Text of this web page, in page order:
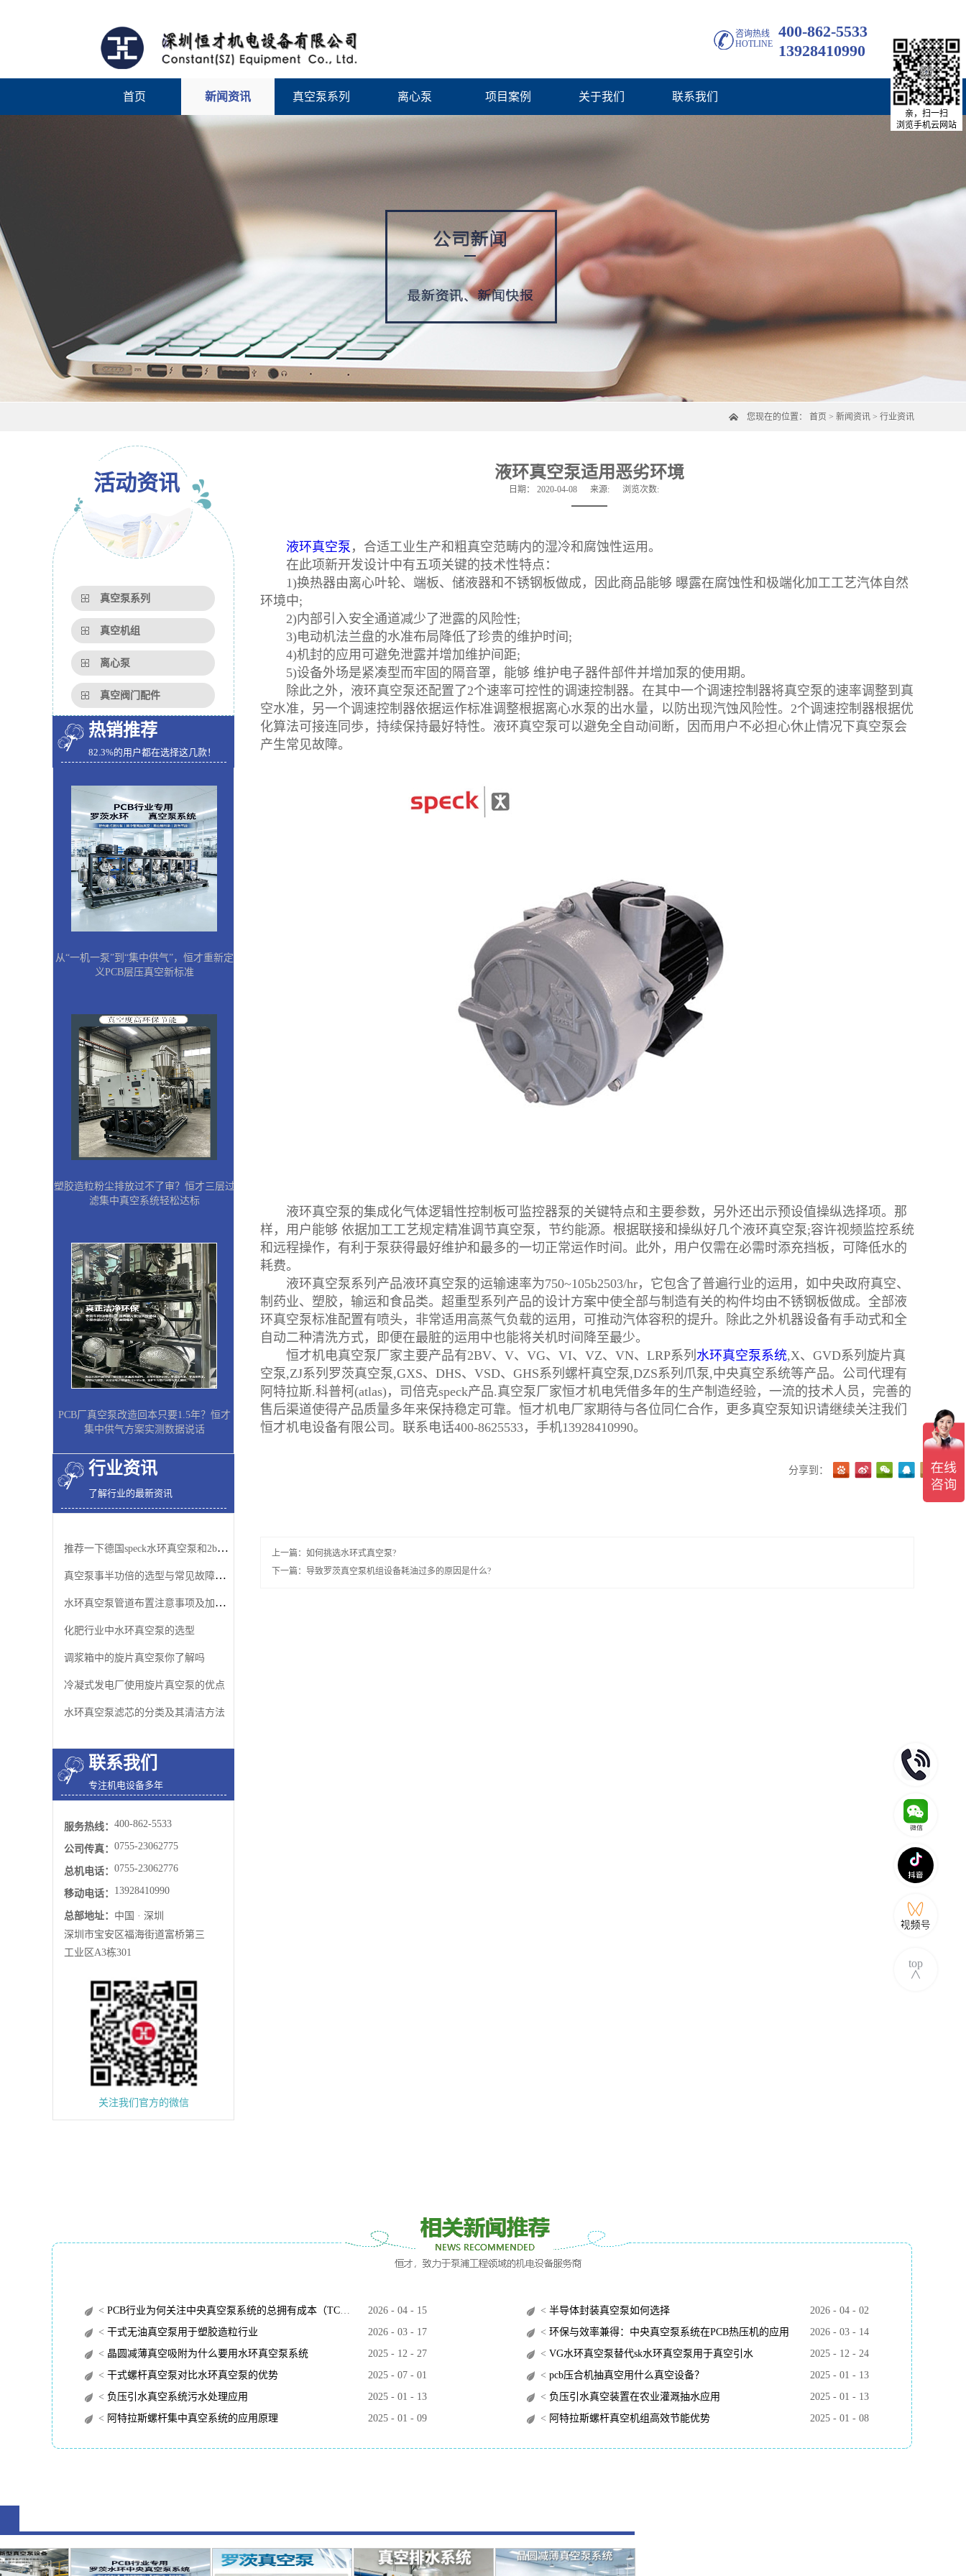
咨询热线
HOTLINE
400-862-5533
13928410990
首页 新闻资讯 真空泵系列 离心泵 项目案例 关于我们 联系我们
您现在的位置： 首页 > 新闻资讯 > 行业资讯
活动资讯
真空泵系列
真空机组
离心泵
真空阀门配件
热销推荐
82.3%的用户都在选择这几款！
从“一机一泵”到“集中供气”，恒才重新定
义PCB层压真空新标准
塑胶造粒粉尘排放过不了审？恒才三层过
滤集中真空系统轻松达标
PCB厂真空泵改造回本只要1.5年？恒才
集中供气方案实测数据说话
行业资讯
了解行业的最新资讯
推荐一下德国speck水环真空泵和2bv水环真空泵
真空泵事半功倍的选型与常见故障排除方法
水环真空泵管道布置注意事项及加适量水的原因
化肥行业中水环真空泵的选型
调浆箱中的旋片真空泵你了解吗
冷凝式发电厂使用旋片真空泵的优点
水环真空泵​滤芯的分类及其清洁方法
联系我们
专注机电设备多年
服务热线： 400-862-5533
公司传真： 0755-23062775
总机电话： 0755-23062776
移动电话： 13928410990
总部地址： 中国 · 深圳
深圳市宝安区福海街道富桥第三
工业区A3栋301
关注我们官方的微信
液环真空泵适用恶劣环境
日期： 2020-04-08 来源: 浏览次数:
液环真空泵 ，合适工业生产和粗真空范畴内的湿冷和腐蚀性运用。
在此项新开发设计中有五项关键的技术性特点：
1)换热器由离心叶轮、端板、储液器和不锈钢板做成，因此商品能够 曝露在腐蚀性和极端化加工工艺汽体自然
环境中;
2)内部引入安全通道减少了泄露的风险性;
3)电动机法兰盘的水准布局降低了珍贵的维护时间;
4)机封的应用可避免泄露并增加维护间距;
5)设备外场是紧凑型而牢固的隔音罩，能够 维护电子器件部件并增加泵的使用期。
除此之外，液环真空泵还配置了2个速率可控性的调速控制器。在其中一个调速控制器将真空泵的速率调整到真
空水准，另一个调速控制器依据运作标准调整根据离心水泵的出水量，以防出现汽蚀风险性。2个调速控制器根据优
化算法可接连同歩，持续保持最好特性。液环真空泵可以避免全自动间断，因而用户不必担心休止情况下真空泵会
产生常见故障。
液环真空泵的集成化气体逻辑性控制板可监控器泵的关键特点和主要参数，另外还出示预设值操纵选择项。那
样，用户能够 依据加工工艺规定精准调节真空泵，节约能源。根据联接和操纵好几个液环真空泵;容许视频监控系统
和远程操作，有利于泵获得最好维护和最多的一切正常运作时间。此外，用户仅需在必需时添充挡板，可降低水的
耗费。
液环真空泵系列产品液环真空泵的运输速率为750~105b2503/hr，它包含了普遍行业的运用，如中央政府真空、
制药业、塑胶，输运和食品类。超重型系列产品的设计方案中使全部与制造有关的构件均由不锈钢板做成。全部液
环真空泵标准配置有喷头，非常适用高蒸气负载的运用，可推动汽体容积的提升。除此之外机器设备有手动式和全
自动二种清洗方式，即便在最脏的运用中也能将关机时间降至最少。
恒才机电真空泵厂家主要产品有2BV、V、VG、VI、VZ、VN、LRP系列 水环真空泵系统,X、GVD系列旋片真
空泵,ZJ系列罗茨真空泵,GXS、DHS、VSD、GHS系列螺杆真空泵,DZS系列爪泵,中央真空系统等产品。公司代理有
阿特拉斯.科普柯(atlas)，司倍克speck产品.真空泵厂家恒才机电凭借多年的生产制造经验，一流的技术人员，完善的
售后渠道使得产品质量多年来保持稳定可靠。恒才机电厂家期待与各位同仁合作，更多真空泵知识请继续关注我们
恒才机电设备有限公司。联系电话400-8625533，手机13928410990。
上一篇： 如何挑选水环式真空泵?
下一篇： 导致罗茨真空泵机组设备耗油过多的原因是什么?
< PCB行业为何关注中央真空泵系统的总拥有成本（TCO）？ 2026 - 04 - 15 < 半导体封装真空泵如何选择 2026 - 04 - 02
< 干式无油真空泵用于塑胶造粒行业 2026 - 03 - 17 < 环保与效率兼得：中央真空泵系统在PCB热压机的应用 2026 - 03 - 14
< 晶圆减薄真空吸附为什么要用水环真空泵系统 2025 - 12 - 27 < VG水环真空泵替代sk水环真空泵用于真空引水 2025 - 12 - 24
< 干式螺杆真空泵对比水环真空泵的优势 2025 - 07 - 01 < pcb压合机抽真空用什么真空设备？ 2025 - 01 - 13
< 负压引水真空系统污水处理应用 2025 - 01 - 13 < 负压引水真空装置在农业灌溉抽水应用 2025 - 01 - 13
< 阿特拉斯螺杆集中真空系统的应用原理 2025 - 01 - 09 < 阿特拉斯螺杆真空机组高效节能优势 2025 - 01 - 08
top
∧
亲，扫一扫
浏览手机云网站